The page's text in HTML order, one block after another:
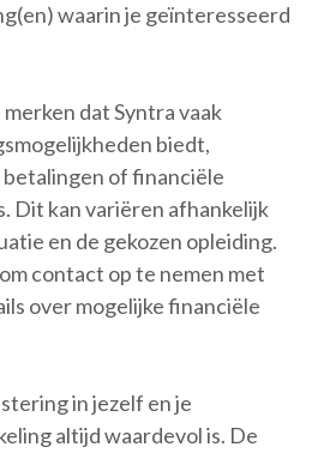
waarin je geïnteresseerd
dat Syntra vaak
biedt,
of financiële
Dit kan variëren afhankelijk
en de gekozen opleiding.
contact op te nemen met
over mogelijke financiële
in jezelf en je
altijd waardevol is. De